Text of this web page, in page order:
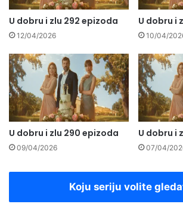
U dobru i zlu 292 epizoda
12/04/2026
U dobru i
10/04/
U dobru i zlu 290 epizoda
09/04/2026
U dobru i
07/04/
Koju seriju volite